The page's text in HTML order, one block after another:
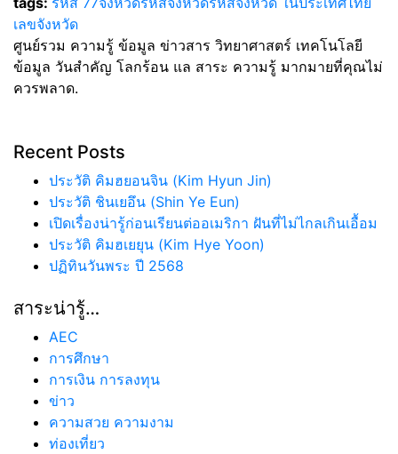
เลขจังหวัด
ศูนย์รวม ความรู้ ข้อมูล ข่าวสาร วิทยาศาสตร์ เทคโนโลยี
ข้อมูล วันสำคัญ โลกร้อน แล สาระ ความรู้ มากมายที่คุณไม่
ควรพลาด.
Recent Posts
ประวัติ คิมฮยอนจิน (Kim Hyun Jin)
ประวัติ ชินเยอึน (Shin Ye Eun)
เปิดเรื่องน่ารู้ก่อนเรียนต่ออเมริกา ฝันที่ไม่ไกลเกินเอื้อม
ประวัติ คิมฮเยยุน (Kim Hye Yoon)
ปฏิทินวันพระ ปี 2568
สาระน่ารู้…
AEC
การศึกษา
การเงิน การลงทุน
ข่าว
ความสวย ความงาม
ท่องเที่ยว